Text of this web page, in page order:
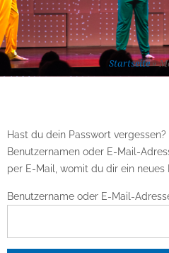
Startseite»
Hast du dein Passwort
Benutzernamen oder E-Mail-
per E-Mail, womit du dir ein neues
Benutzername oder E-Mail-